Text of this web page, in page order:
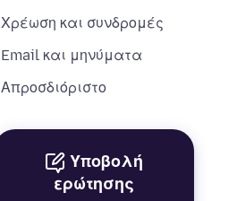
Χρέωση και συνδρομές
Email και μηνύματα
Απροσδιόριστο
Υποβολή
ερώτησης